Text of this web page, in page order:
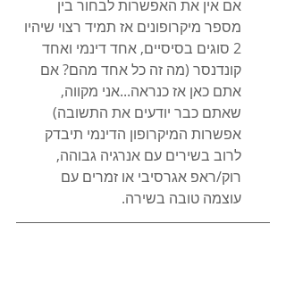
אם אין את האפשרות לבחור בין
מספר מיקרופונים אז תמיד רצוי שיהיו
2 סוגים בסיסיים, אחד דינמי ואחד
קונדנסר (מה זה כל אחד מהם? אם
אתם כאן אז כנראה...אני מקווה,
שאתם כבר יודעים את התשובה)
אפשרות המיקרופון הדינמי תיבדק
לרוב בשירים עם אנרגיה גבוהה,
רוק/ראפ אגרסיבי או זמרים עם
עוצמה טובה בשירה.